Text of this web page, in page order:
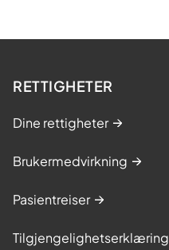
RETTIGHETER
Dine rettigheter
Brukermedvirkning
Pasientreiser
Tilgjengelighetserklæring